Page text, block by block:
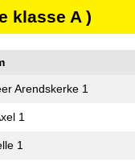
klasse A )
Arendskerke 1
1
1